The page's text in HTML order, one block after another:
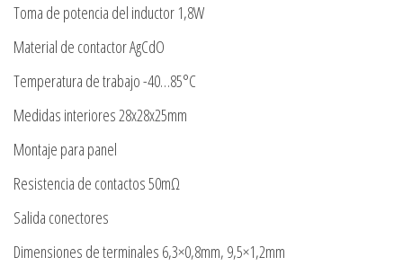
Toma de potencia del inductor 1,8W
Material de contactor AgCdO
Temperatura de trabajo -40…85°C
Medidas interiores 28x28x25mm
Montaje para panel
Resistencia de contactos 50mΩ
Salida conectores
Dimensiones de terminales 6,3×0,8mm, 9,5×1,2mm